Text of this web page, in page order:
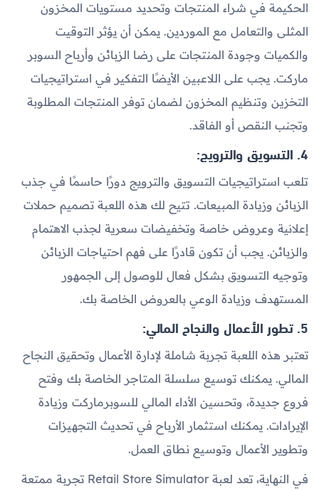
الحكيمة في شراء المنتجات وتحديد مستويات المخزون
المثلى والتعامل مع الموردين. يمكن أن يؤثر التوقيت
والكميات وجودة المنتجات على رضا الزبائن وأرباح السوبر
ماركت. يجب على اللاعبين الأيضًا التفكير في استراتيجيات
التخزين وتنظيم المخزون لضمان توفر المنتجات المطلوبة
وتجنب النقص أو الفاقد.
4. التسويق والترويج:
تلعب استراتيجيات التسويق والترويج دورًا حاسمًا في جذب
الزبائن وزيادة المبيعات. تتيح لك هذه اللعبة تصميم حملات
إعلانية وعروض خاصة وتخفيضات سعرية لجذب الاهتمام
والزبائن. يجب أن تكون قادرًا على فهم احتياجات الزبائن
وتوجيه التسويق بشكل فعال للوصول إلى الجمهور
المستهدف وزيادة الوعي بالعروض الخاصة بك.
5. تطور الأعمال والنجاح المالي:
تعتبر هذه اللعبة تجربة شاملة لإدارة الأعمال وتحقيق النجاح
المالي. يمكنك توسيع سلسلة المتاجر الخاصة بك وفتح
فروع جديدة، وتحسين الأداء المالي للسوبرماركت وزيادة
الإيرادات. يمكنك استثمار الأرباح في تحديث التجهيزات
وتطوير الأعمال وتوسيع نطاق العمل.
في النهاية، تعد لعبة Retail Store Simulator تجربة ممتعة